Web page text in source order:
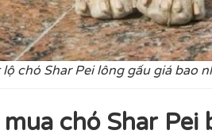
lộ chó Shar Pei lông gấu giá bao
chó Shar Pei